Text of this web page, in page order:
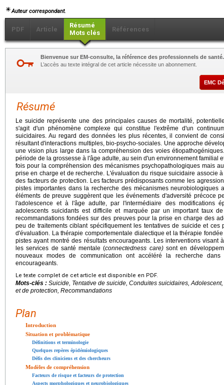
Auteur correspondant.
PDF Article
Résumé
Mots clés
Références
Bienvenue sur EM-consulte, la référence des professionnels de santé.
L’accès au texte intégral de cet article nécessite un abonnement.
EMC
Résumé
Le suicide représente une des principales causes de mortalité,
s'agit d'un phénomène complexe qui constitue l'extrême d'un
suicidaires. Au regard des données les plus récentes, il convient de
résultant d'interactions multiples, bio-psycho-sociales. Une approche
une vision plus large dans la compréhension des voies
période de la grossesse à l'âge adulte, au sein d'un environnement familial
fois pour la compréhension des mécanismes psychopathologiques mais
prise en charge et de recherche. L'évaluation du risque suicidaire associe
des facteurs de protection. Les facteurs prédisposants comme les
pistes importantes dans la recherche des mécanismes neurobiologiques
éléments de preuve suggèrent que les événements d'adversité précoce
l'adolescence et à l'âge adulte, par l'intermédiaire des modifications
adolescents suicidants est difficile et marquée par un important taux
recommandations fondées sur des preuves pour la prise en charge des
peu de traitements ciblant spécifiquement les tentatives de suicide et ces
d'évaluation. La thérapie comportementale dialectique et la thérapie
pistes ayant montré des résultats encourageants. Les interventions visant
les services de santé mentale (connectedness care)sont en
nouveaux modes de communication ont accéléré la recherche
encourageants.
Le texte complet de cet article est disponible en PDF.
Mots-clés : Suicide, Tentative de suicide, Conduites suicidaires,
et de protection, Recommandations
Plan
Introduction
Situation et problématique
Définitions et terminologie
Quelques repères épidémiologiques
Défis des cliniciens et des chercheurs
Modèles de compréhension
Facteurs de risque et facteurs de protection
Aspects morphologiques et neurobiologiques